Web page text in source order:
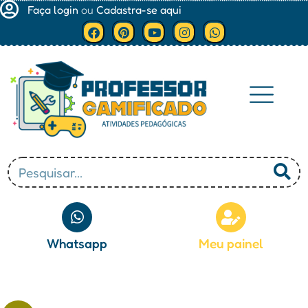
Faça login ou Cadastra-se aqui
Whatsapp Meu painel